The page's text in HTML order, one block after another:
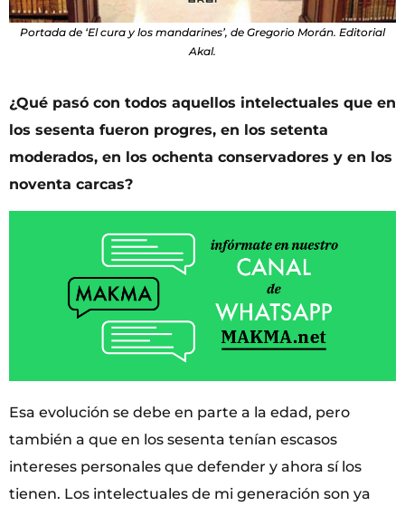
Portada de ‘El cura y los mandarines’, de Gregorio Morán. Editorial
Akal.
¿Qué pasó con todos aquellos intelectuales que en
los sesenta fueron progres, en los setenta
moderados, en los ochenta conservadores y en los
noventa carcas?
Esa evolución se debe en parte a la edad, pero
también a que en los sesenta tenían escasos
intereses personales que defender y ahora sí los
tienen. Los intelectuales de mi generación son ya